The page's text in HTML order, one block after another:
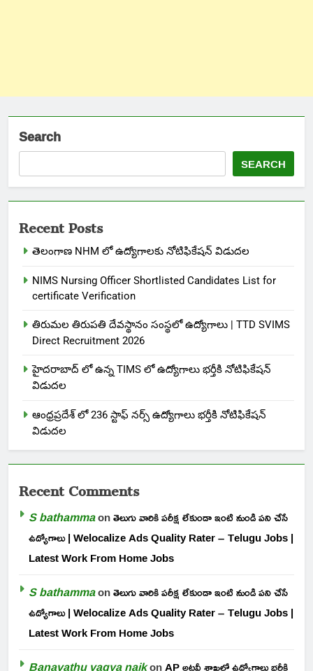
Search
SEARCH
Recent Posts
తెలంగాణ NHM లో ఉద్యోగాలకు నోటిఫికేషన్ విడుదల
NIMS Nursing Officer Shortlisted Candidates List for
certificate Verification
తిరుమల తిరుపతి దేవస్థానం సంస్థలో ఉద్యోగాలు | TTD SVIMS
Direct Recruitment 2026
హైదరాబాద్ లో ఉన్న TIMS లో ఉద్యోగాలు భర్తీకి నోటిఫికేషన్
విడుదల
ఆంధ్రప్రదేశ్ లో 236 స్టాఫ్ నర్స్ ఉద్యోగాలు భర్తీకి నోటిఫికేషన్
విడుదల
Recent Comments
S bathammaonతెలుగు వారికి పరీక్ష లేకుండా ఇంటి నుండి పని చేసే
ఉద్యోగాలు | Welocalize Ads Quality Rater – Telugu Jobs |
Latest Work From Home Jobs
S bathammaonతెలుగు వారికి పరీక్ష లేకుండా ఇంటి నుండి పని చేసే
ఉద్యోగాలు | Welocalize Ads Quality Rater – Telugu Jobs |
Latest Work From Home Jobs